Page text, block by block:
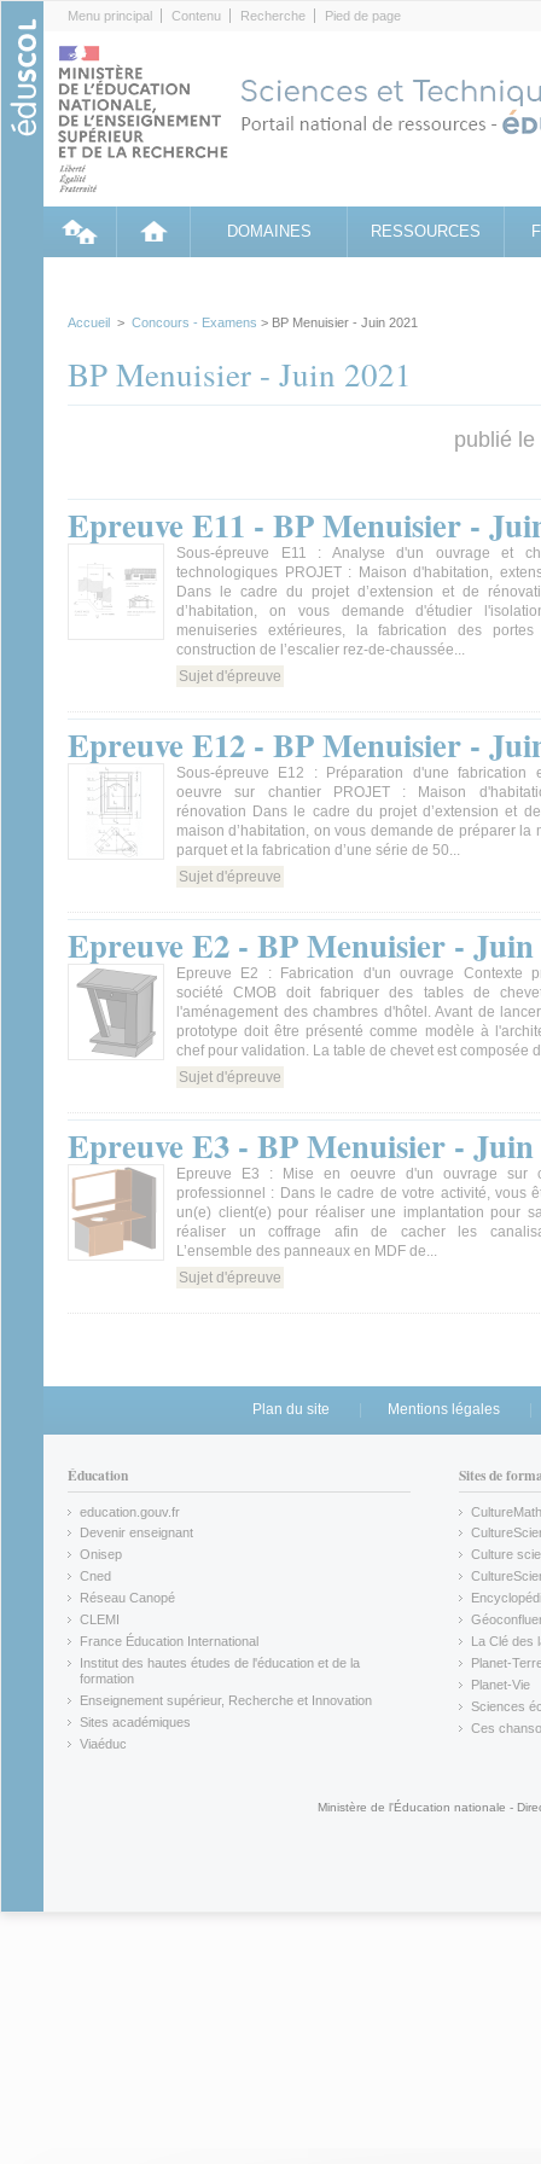
Menu principal Contenu Recherche Pied de page
DOMAINES RESSOURCES
Accueil > Concours - Examens > BP Menuisier - Juin 2021
BP Menuisier - Juin 2021
publié
Epreuve E11 - BP Menuisier -
Sous-épreuve E11 : Analyse d'un ouvrage et
technologiques PROJET : Maison d'habitation,
Dans le cadre du projet d’extension et de
d’habitation, on vous demande d'étudier
menuiseries extérieures, la fabrication des
construction de l’escalier rez-de-chaussée...
Sujet d'épreuve
Epreuve E12 - BP Menuisier -
Sous-épreuve E12 : Préparation d'une fabrication
oeuvre sur chantier PROJET : Maison
rénovation Dans le cadre du projet d’extension et
maison d’habitation, on vous demande de préparer la
parquet et la fabrication d’une série de 50...
Sujet d'épreuve
Epreuve E2 - BP Menuisier - Juin
Epreuve E2 : Fabrication d'un ouvrage Contexte
société CMOB doit fabriquer des tables de
l'aménagement des chambres d'hôtel. Avant de
prototype doit être présenté comme modèle à
chef pour validation. La table de chevet est composée
Sujet d'épreuve
Epreuve E3 - BP Menuisier - Juin
Epreuve E3 : Mise en oeuvre d'un ouvrage sur
professionnel : Dans le cadre de votre activité, vous
un(e) client(e) pour réaliser une implantation pour
réaliser un coffrage afin de cacher les
L’ensemble des panneaux en MDF de...
Sujet d'épreuve
Plan du site Mentions légales
Éducation
education.gouv.fr
(link is external)
Devenir enseignant
(link is external)
Onisep
(link is external)
Cned
(link is external)
Réseau Canopé
(link is external)
CLEMI
(link is external)
France Éducation International
(link is external)
Institut des hautes études de l'éducation et de la
formation
(link is external)
Enseignement supérieur, Recherche et Innovation
(link is external)
Sites académiques
(link is external)
Viaéduc
Sites de
CultureMath
(link is
(link is
Culture
(link is
(link is
(link is
La Clé des
(link is
Planet-
(link is
Planet-Vie
(link is
Sciences
(link is
Ces
Ministère de l'Éducation nationale -